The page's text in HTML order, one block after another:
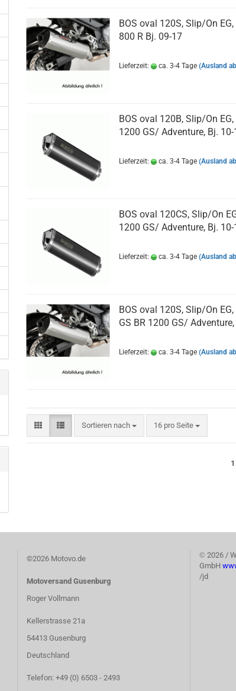
BOS oval 120S, Slip/On
800 R Bj. 09-17
Lieferzeit: ca. 3-4 Tage (Ausland
BOS oval 120B, Slip/On
1200 GS/ Adventure, Bj. 10-
Lieferzeit: ca. 3-4 Tage (Ausland
BOS oval 120CS, Slip/On
1200 GS/ Adventure, Bj. 10-
Lieferzeit: ca. 3-4 Tage (Ausland
BOS oval 120S, Slip/On
GS BR 1200 GS/
Lieferzeit: ca. 3-4 Tage (Ausland
Sortieren nach
Sortieren nach 16 pro Seite
pro Seite
1
©2026 Motovo.de
Motoversand Gusenburg
Roger Vollmann
Kellerstrasse 21a
54413 Gusenburg
Deutschland
Telefon: +49 (0) 6503 - 2493
© 2026 /
GmbH
/jd